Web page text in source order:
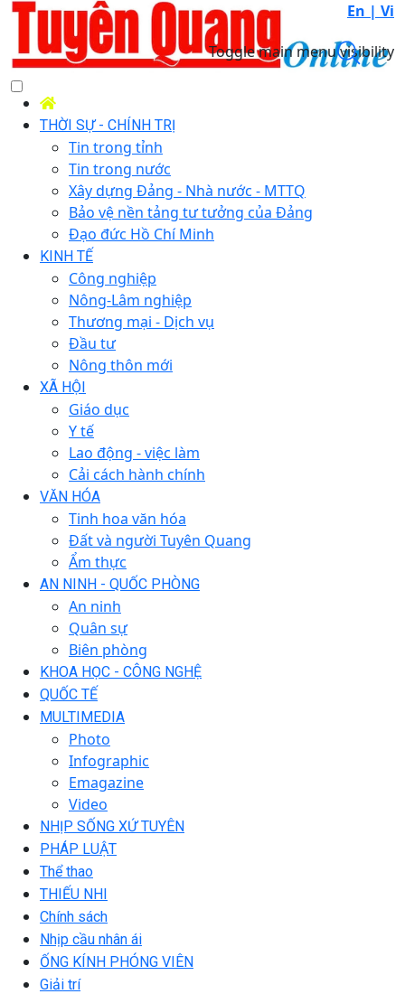
En | Vi
Toggle main menu visibility
THỜI SỰ - CHÍNH TRỊ
Tin trong tỉnh
Tin trong nước
Xây dựng Đảng - Nhà nước - MTTQ
Bảo vệ nền tảng tư tưởng của Đảng
Đạo đức Hồ Chí Minh
KINH TẾ
Công nghiệp
Nông-Lâm nghiệp
Thương mại - Dịch vụ
Đầu tư
Nông thôn mới
XÃ HỘI
Giáo dục
Y tế
Lao động - việc làm
Cải cách hành chính
VĂN HÓA
Tinh hoa văn hóa
Đất và người Tuyên Quang
Ẩm thực
AN NINH - QUỐC PHÒNG
An ninh
Quân sự
Biên phòng
KHOA HỌC - CÔNG NGHỆ
QUỐC TẾ
MULTIMEDIA
Photo
Infographic
Emagazine
Video
NHỊP SỐNG XỨ TUYÊN
PHÁP LUẬT
Thể thao
THIẾU NHI
Chính sách
Nhịp cầu nhân ái
ỐNG KÍNH PHÓNG VIÊN
Giải trí